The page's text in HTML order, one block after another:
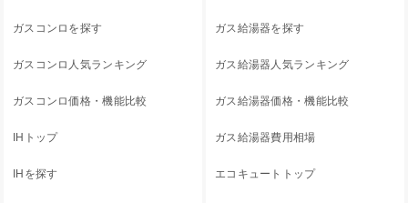
ガスコンロを探す
ガスコンロ人気ランキング
ガスコンロ価格・機能比較
IHトップ
IHを探す
ガス給湯器を探す
ガス給湯器人気ランキング
ガス給湯器価格・機能比較
ガス給湯器費用相場
エコキュートトップ